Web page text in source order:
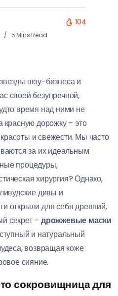
5 Mins Read
104
шоу-бизнеса и
своей безупречной,
время над ними не
красную дорожку – это
и свежести. Мы часто
за их идеальным
процедуры,
хирургия? Однако,
дивы и
открыли для себя древний,
секрет – дрожжевые маски
и натуральный
возвращая коже
сияние.
сокровищница для